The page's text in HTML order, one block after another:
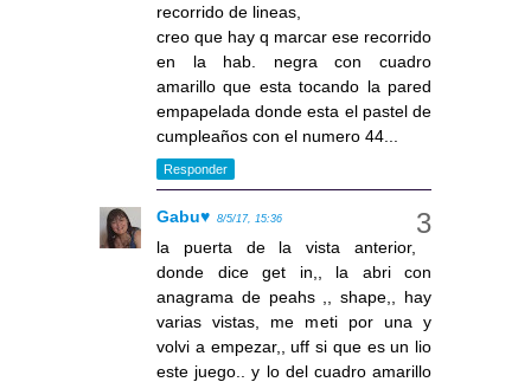
recorrido de lineas,
creo que hay q marcar ese recorrido
en la hab. negra con cuadro
amarillo que esta tocando la pared
empapelada donde esta el pastel de
cumpleaños con el numero 44...
Responder
Gabu♥ 8/5/17, 15:36
la puerta de la vista anterior,
donde dice get in,, la abri con
anagrama de peahs ,, shape,, hay
varias vistas, me meti por una y
volvi a empezar,, uff si que es un lio
este juego.. y lo del cuadro amarillo